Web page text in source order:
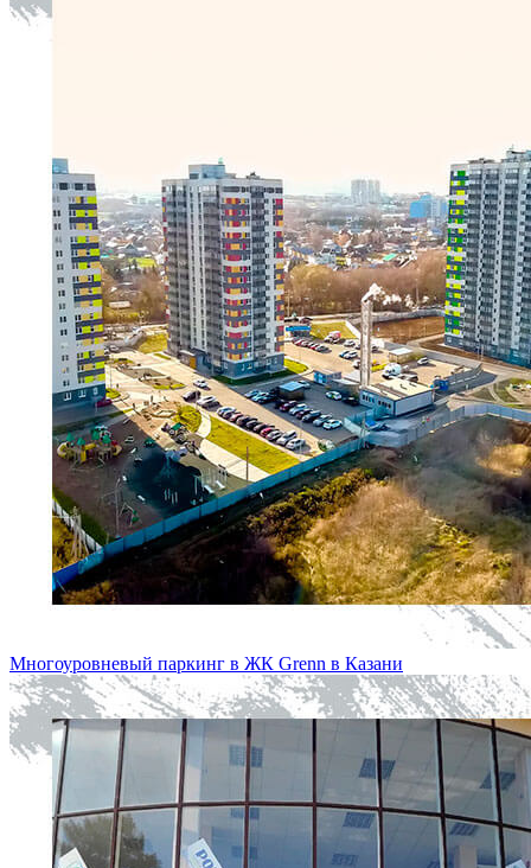
Многоуровневый паркинг в ЖК Grenn в Казани